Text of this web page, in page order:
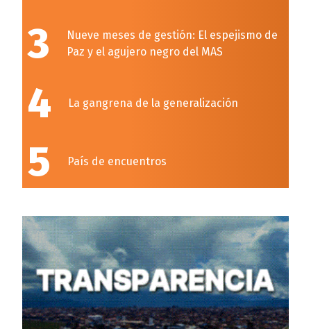
3
Nueve meses de gestión: El espejismo de
Paz y el agujero negro del MAS
4 La gangrena de la generalización
5 País de encuentros